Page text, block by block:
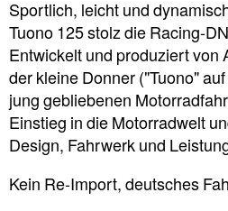
Sportlich, leicht und
Tuono 125 stolz die Racing-
Entwickelt und produziert von
der kleine Donner ("Tuono"
jung gebliebenen
Einstieg in die Motorradwelt
Design, Fahrwerk und
Kein Re-Import, deutsches